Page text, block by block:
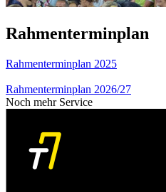
Rahmenterminplan
Rahmenterminplan 2025
Rahmenterminplan 2026/27
Noch mehr Service